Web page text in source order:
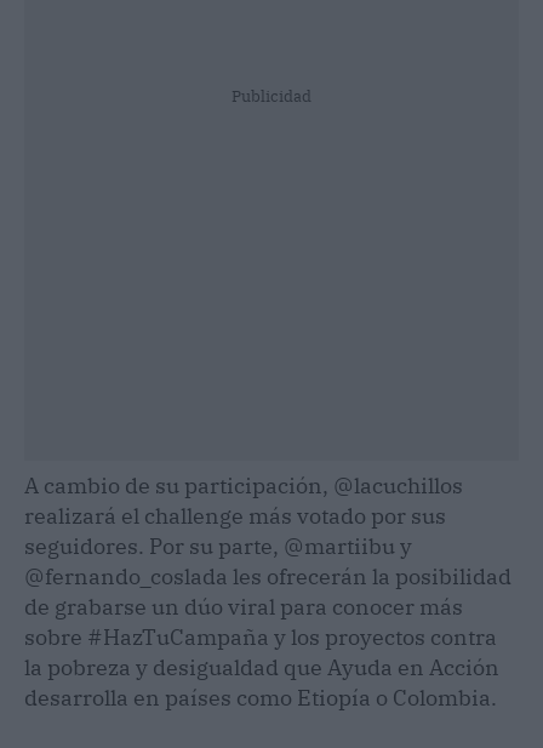
Publicidad
A cambio de su participación, @lacuchillos
realizará el challenge más votado por sus
seguidores. Por su parte, @martiibu y
@fernando_coslada les ofrecerán la posibilidad
de grabarse un dúo viral para conocer más
sobre #HazTuCampaña y los proyectos contra
la pobreza y desigualdad que Ayuda en Acción
desarrolla en países como Etiopía o Colombia.